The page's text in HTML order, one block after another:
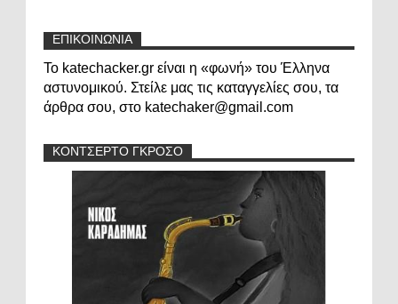
ΕΠΙΚΟΙΝΩΝΙΑ
Το katechacker.gr είναι η «φωνή» του Έλληνα
αστυνομικού. Στείλε μας τις καταγγελίες σου, τα
άρθρα σου, στο katechaker@gmail.com
ΚΟΝΤΣΕΡΤΟ ΓΚΡΟΣΟ